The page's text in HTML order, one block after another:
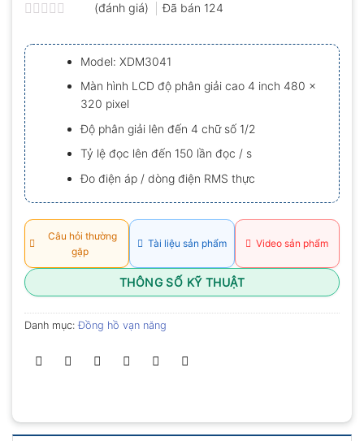
xếp
hạng
0.0
5
sao
(đánh giá) Đã bán 124
Model: XDM3041
Màn hình LCD độ phân giải cao 4 inch 480 x
320 pixel
Độ phân giải lên đến 4 chữ số 1/2
Tỷ lệ đọc lên đến 150 lần đọc / s
Đo điện áp / dòng điện RMS thực
Câu hỏi thường
gặp
Tài liệu sản phẩm Video sản phẩm
THÔNG SỐ KỸ THUẬT
Danh mục:Đồng hồ vạn năng